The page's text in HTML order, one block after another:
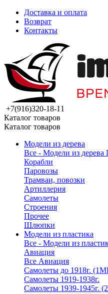
Доставка и оплата
Возврат
Контакты
+7(916)320-18-11
Каталог товаров
Каталог товаров
Модели из дерева
Все - Модели из дерева
Корабли
Паровозы
Трамваи, повозки
Артиллерия
Самолеты
Строения
Прочее
Шлюпки
Модели из пластика
Все - Модели из
Авиация
Все Авиация
Самолеты до 1918г.
Самолеты 1919-1938г.
Самолеты 1939-1945г.